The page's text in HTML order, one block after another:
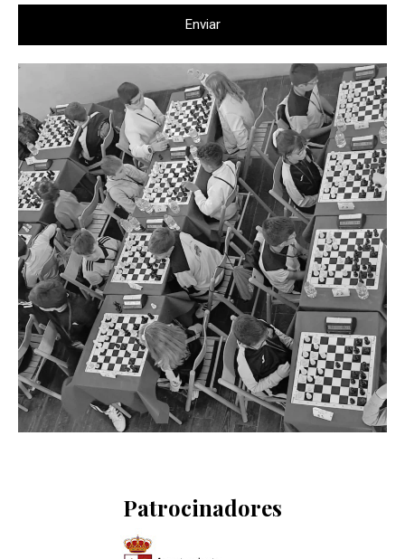
Enviar
Alternative:
Patrocinadores